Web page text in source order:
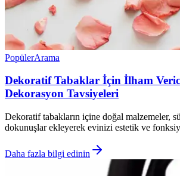
PopülerArama
Dekoratif Tabaklar İçin İlham
Dekorasyon Tavsiyeleri
Dekoratif tabakların içine doğal malzemeler,
dokunuşlar ekleyerek evinizi estetik ve
Daha fazla bilgi edinin